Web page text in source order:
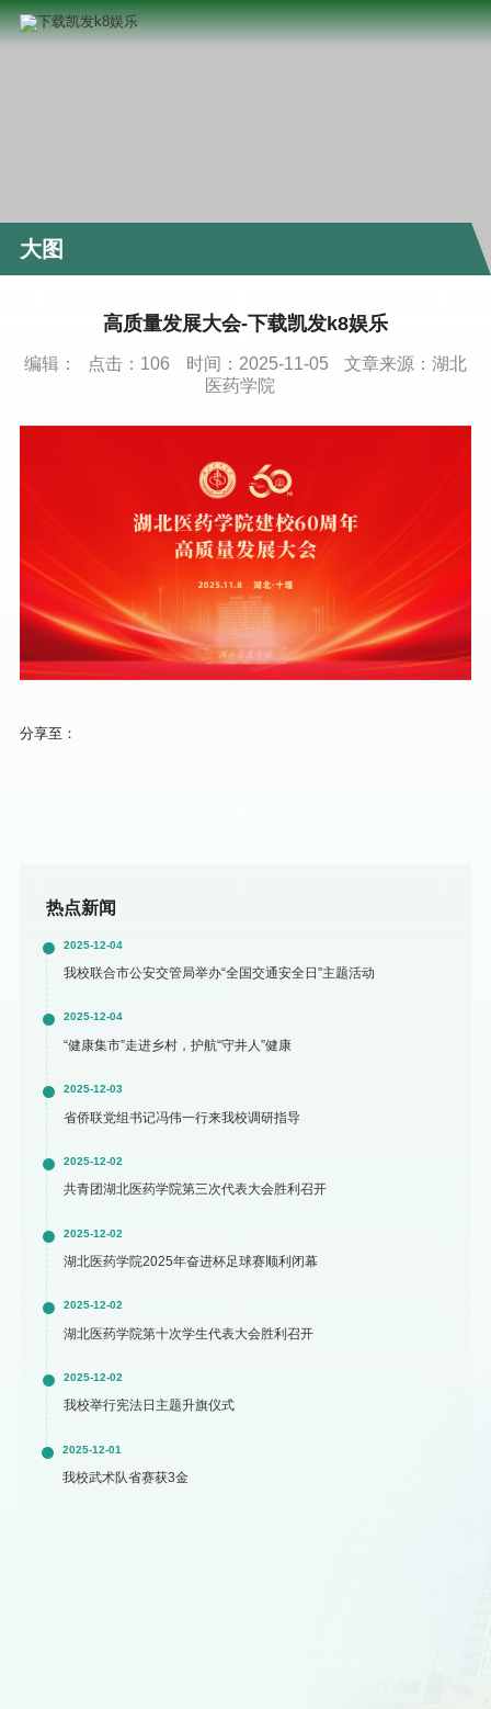
大图
高质量发展大会-下载凯发k8娱乐
编辑： 点击： 106 时间：2025-11-05
文章来源：湖北
医药学院
分享至：
热点新闻
2025-12-04
我校联合市公安交管局举办“全国交通安全日”主题活动
2025-12-04
“健康集市”走进乡村，护航“守井人”健康
2025-12-03
省侨联党组书记冯伟一行来我校调研指导
2025-12-02
共青团湖北医药学院第三次代表大会胜利召开
2025-12-02
湖北医药学院2025年奋进杯足球赛顺利闭幕
2025-12-02
湖北医药学院第十次学生代表大会胜利召开
2025-12-02
我校举行宪法日主题升旗仪式
2025-12-01
我校武术队省赛获3金